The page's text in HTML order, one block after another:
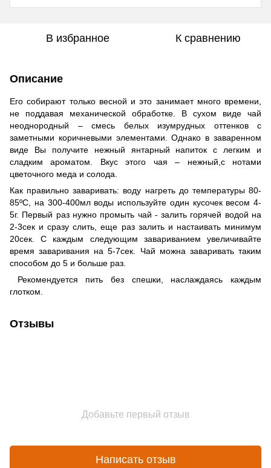
В избранное К сравнению
Описание
Его собирают только весной и это занимает много времени,
не поддавая механической обработке. В сухом виде чай
неоднородный – смесь белых изумрудных оттенков с
заметными коричневыми элементами. Однако в заваренном
виде Вы получите нежный янтарный напиток с легким и
сладким ароматом. Вкус этого чая – нежный,с нотами
цветочного меда и солода.
Как правильно заваривать: воду нагреть до температуры 80-
85ºС, на 300-400мл воды используйте один кусочек весом 4-
5г. Первый раз нужно промыть чай - залить горячей водой на
2-3сек и сразу слить, еще раз залить и настаивать минимум
20сек. С каждым следующим завариванием увеличивайте
время заваривания на 5-7сек. Чай можна заваривать таким
способом до 5 и больше раз.
Рекомендуется пить без спешки, наслаждаясь каждым
глотком.
Отзывы
Добавьте первый отзыв
Написать отзыв